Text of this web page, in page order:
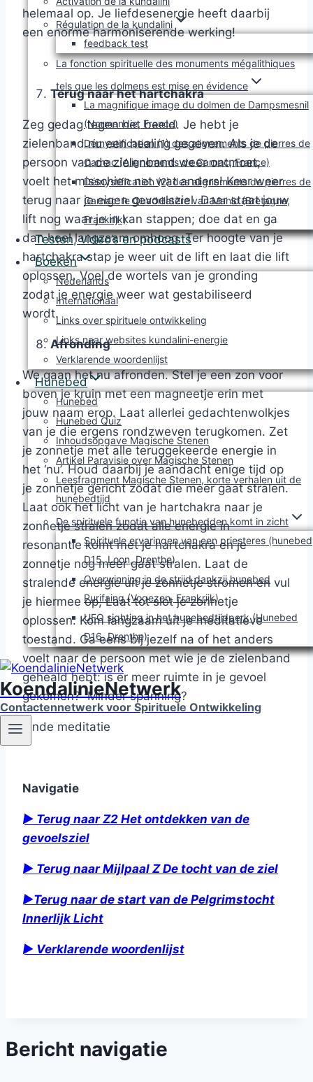
Régulation de la kundalini
feedback test
La fonction spirituelle des monuments mégalithiques
tels que les dolmens est mise en évidence
La magnifique image du dolmen de Dampsmesnil
(Normandie, France)
Démystification (1) des alignements de pierres de
Carnac (Alignements de Carnac, France)
Démystification (2) des alignements de pierres de
Carnac: le Quadrilatère van Manio (Bretagne,
Frankrijk)
Testen, video’s en podcasts
Boeken
Nederlands
Internationaal
Links over spirituele ontwikkeling
Links naar websites kundalini-energie
Verklarende woordenlijst
Hunebed
Hunebed
Hunebed Quiz
Inhoudsopgave Magische Stenen
Artikel Paravisie over Magische Stenen
Leesfragment Magische Stenen, korte verhalen uit de
hunebedtijd
De spirituele functie van hunebedden komt in zicht
Spirituele ervaringen van een priesteres (hunebed
D15, Loon, Drenthe)
Overwinning in de strijd dankzij hunebed
Purifaing (Vogezen, Frankrijk)
UFO sighting in het hunebedtijdperk (Hunebed
D16, Drenthe)
KoendalinieNetwerk
Contactennetwerk voor Spirituele Ontwikkeling
helemaal op. Je liefdesenergie heeft daarbij
een enorme harmoniserende werking!
Terug naar het hartchakra
Zeg gedag tegen het beeld. Je hebt je
zielenband nu een healing gegeven. Als je de
persoon van de zielenband weer ontmoet,
voelt het misschien net wat anders! Keer weer
terug naar je eigen gevoelsziel. Daar staat jouw
lift nog waar je in kan stappen; doe dat en ga
dan heel langzaam omhoog. Ter hoogte van je
hartchakra stap je weer uit de lift en laat die lift
oplossen. Voel de wortels van je gronding
zodat je energie weer wat gestabiliseerd
wordt.
Afronding
We gaan het nu afronden. Stel je een zon voor
boven je kruin met een magneetje erin met
jouw naam erop. Laat allerlei gedachtenwolkjes
van je die ergens rondzweven terugkomen. Zet
je zonnetje met alle teruggekeerde energie in
het ‘nu’. Houd daarbij je aandacht enige tijd op
je zonnetje gericht zodat die meer gaat stralen.
Laat ook het licht van je hartchakra naar je
zonnetje stralen zodat alle energie in
resonantie komt met je hartchakra en je
zonnetje nog meer gaat stralen. Laat de
stralende energie uit je zonnetje stromen en vul
je hiermee op, Laat tot slot je zonnetje
oplossen. Kom langzaam uit je meditatieve
toestand. Ga eens bij jezelf na of het anders
voelt naar de persoon met wie je de zielenband
geheald hebt: is er meer ruimte in je gevoel
gekomen? Minder spanning?
Einde meditatie
Navigatie
► Terug naar Z2 Het ontdekken van de
gevoelsziel
► Terug naar Mijlpaal Z De tocht van de ziel
►Terug naar de start van de Pelgrimstocht
Innerlijk Licht
► Verklarende woordenlijst
Bericht navigatie